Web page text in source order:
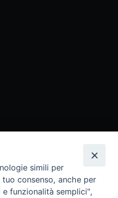
simili per
consenso, anche per
funzionalità semplici",